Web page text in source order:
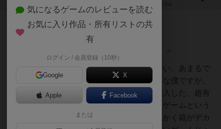
カフェ
180名 画像
ポケカも遊戯王も遊んだことがない、あまるで
す、よろしくお願いします…そんな僕ですが、
どうしてもプレイしてみたくて購入した、超有
名なボードゲーム…いや、カードゲームという
べきか『ドミニオン』です！とにかく箱がデカ
大賢者
気になるゲームのレビューを読む
お気に入り作品・所有リストの共
有
ログイン / 会員登録（10秒）
Google X
Apple Facebook
または